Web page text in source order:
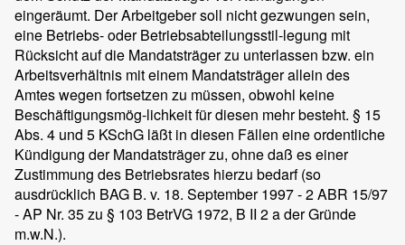
eingeräumt. Der Arbeitgeber soll nicht gezwungen sein,
eine Betriebs- oder Betriebsabteilungsstil-legung mit
Rücksicht auf die Mandatsträger zu unterlassen bzw. ein
Arbeitsverhältnis mit einem Mandatsträger allein des
Amtes wegen fortsetzen zu müssen, obwohl keine
Beschäftigungsmög-lichkeit für diesen mehr besteht. § 15
Abs. 4 und 5 KSchG läßt in diesen Fällen eine ordentliche
Kündigung der Mandatsträger zu, ohne daß es einer
Zustimmung des Betriebsrates hierzu bedarf (so
ausdrücklich BAG B. v. 18. September 1997 - 2 ABR 15/97
- AP Nr. 35 zu § 103 BetrVG 1972, B II 2 a der Gründe
m.w.N.).